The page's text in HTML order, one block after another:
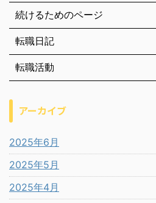
続けるためのページ
転職日記
転職活動
アーカイブ
2025年6月
2025年5月
2025年4月